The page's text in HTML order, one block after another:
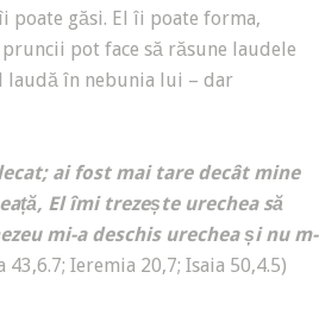
poate găsi. El îi poate forma,
pot face să răsune laudele
laudă în nebunia lui – dar
ai fost mai tare decât mine
El îmi trezește urechea să
mi-a deschis urechea și nu m-
43,6.7; Ieremia 20,7; Isaia 50,4.5)